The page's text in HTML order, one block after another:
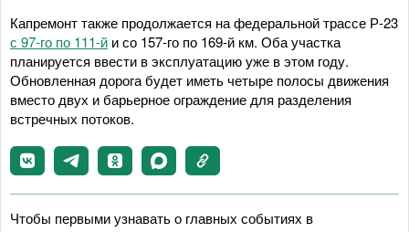
Капремонт также продолжается на федеральной трассе Р-23
с 97-го по 111-й и со 157-го по 169-й км. Оба участка
планируется ввести в эксплуатацию уже в этом году.
Обновленная дорога будет иметь четыре полосы движения
вместо двух и барьерное ограждение для разделения
встречных потоков.
Чтобы первыми узнавать о главных событиях в